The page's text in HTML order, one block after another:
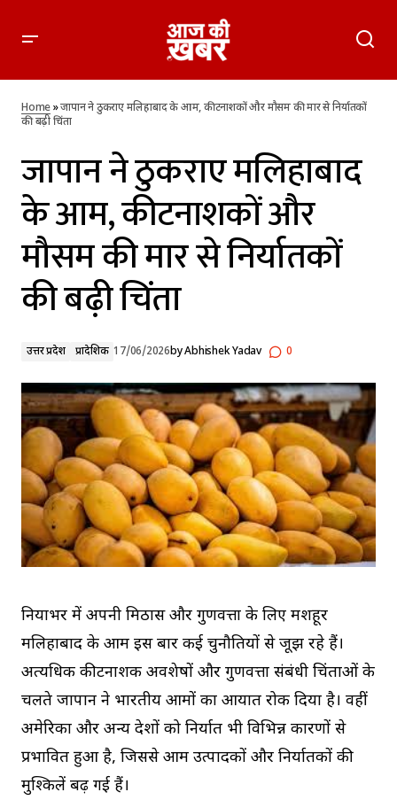
निर्यातकों की बढ़ी चिंता
Home»जापान ने ठुकराए मलिहाबाद के आम, कीटनाशकों और मौसम की मार से निर्यातकों
की बढ़ी चिंता
जापान ने ठुकराए मलिहाबाद
के आम, कीटनाशकों और
मौसम की मार से निर्यातकों
की बढ़ी चिंता
उत्तर प्रदेश प्रादेशिक 17/06/2026byAbhishek Yadav 0
दुनियाभर में अपनी मिठास और गुणवत्ता के लिए मशहूर
मलिहाबाद के आम इस बार कई चुनौतियों से जूझ रहे हैं।
अत्यधिक कीटनाशक अवशेषों और गुणवत्ता संबंधी चिंताओं के
चलते जापान ने भारतीय आमों का आयात रोक दिया है। वहीं
अमेरिका और अन्य देशों को निर्यात भी विभिन्न कारणों से
प्रभावित हुआ है, जिससे आम उत्पादकों और निर्यातकों की
मुश्किलें बढ़ गई हैं।